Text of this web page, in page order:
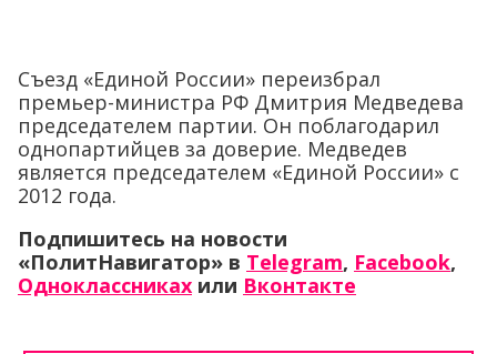
Съезд «Единой России» переизбрал
премьер-министра РФ Дмитрия Медведева
председателем партии. Он поблагодарил
однопартийцев за доверие. Медведев
является председателем «Единой России» с
2012 года.
Подпишитесь на новости
«ПолитНавигатор» в Telegram, Facebook,
Одноклассниках или Вконтакте